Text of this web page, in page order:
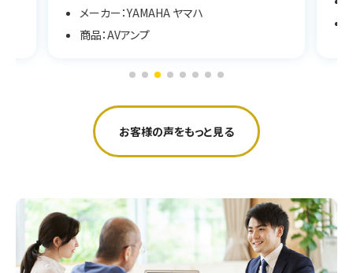
メーカー：YAMAHA ヤマハ
商品：AVアンプ
お客様の声をもっと見る